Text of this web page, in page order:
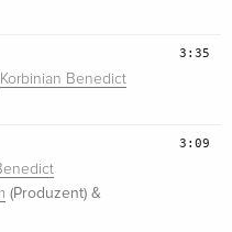
Korbinian Benedict
3:35
(Produzent) &
3:09